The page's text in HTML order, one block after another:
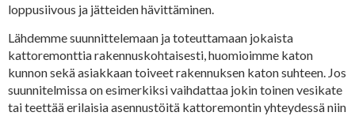
loppusiivous ja jätteiden hävittäminen.
Lähdemme suunnittelemaan ja toteuttamaan jokaista
kattoremonttia rakennuskohtaisesti, huomioimme katon
kunnon sekä asiakkaan toiveet rakennuksen katon suhteen. Jos
suunnitelmissa on esimerkiksi vaihdattaa jokin toinen vesikate
tai teettää erilaisia asennustöitä kattoremontin yhteydessä niin